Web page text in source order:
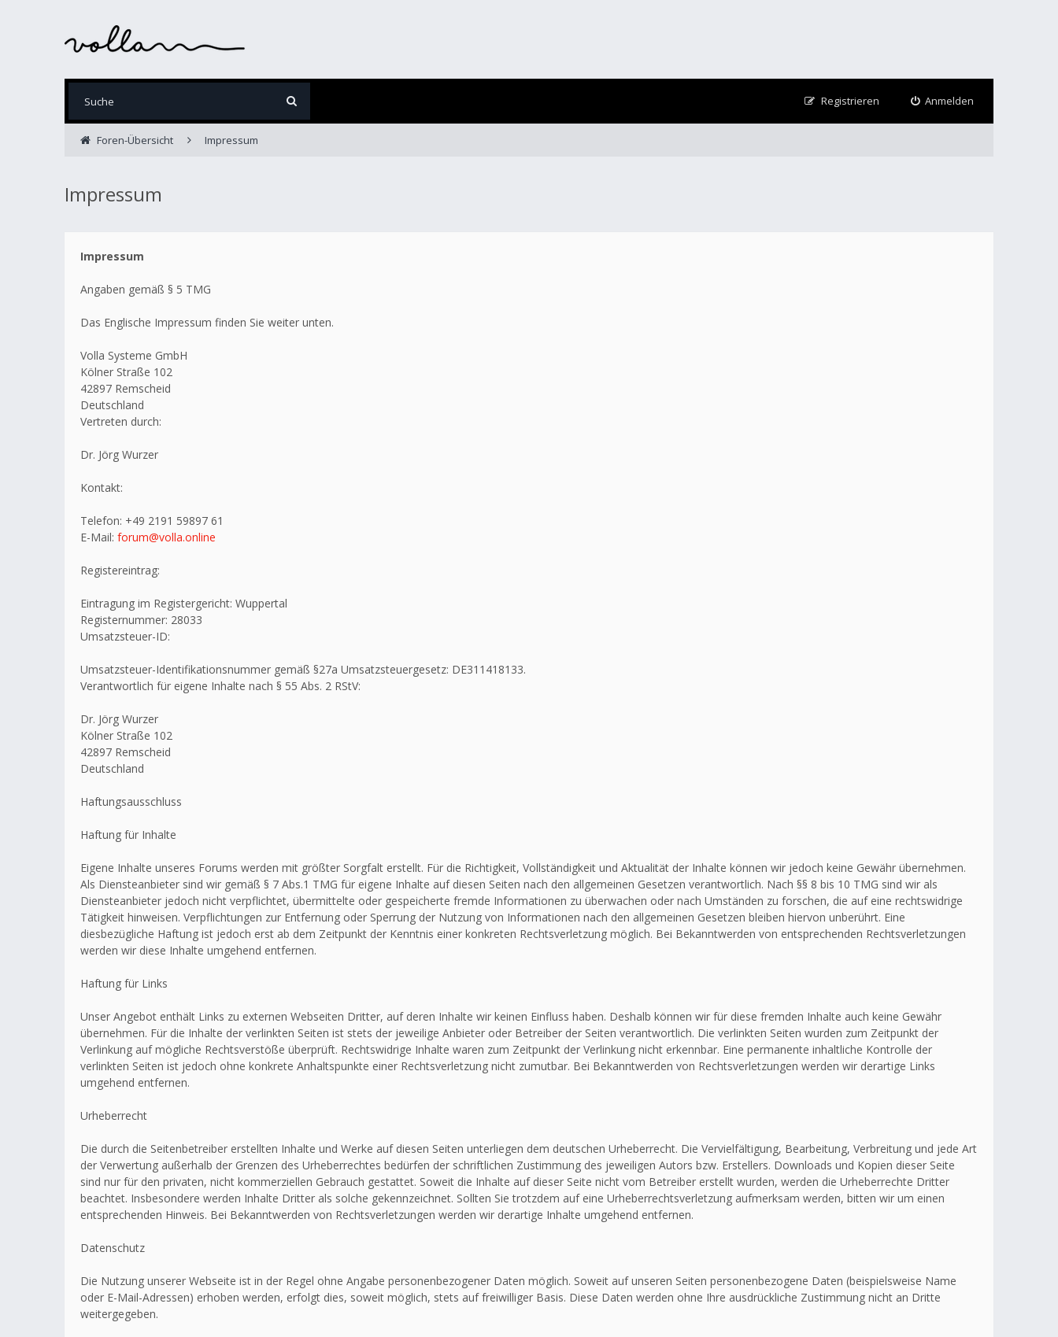
Anmelden
Registrieren
Foren-Übersicht Impressum
Impressum
Impressum
Angaben gemäß § 5 TMG
Das Englische Impressum finden Sie weiter unten.
Volla Systeme GmbH
Kölner Straße 102
42897 Remscheid
Deutschland
Vertreten durch:
Dr. Jörg Wurzer
Kontakt:
Telefon: +49 2191 59897 61
E-Mail: forum@volla.online
Registereintrag:
Eintragung im Registergericht: Wuppertal
Registernummer: 28033
Umsatzsteuer-ID:
Umsatzsteuer-Identifikationsnummer gemäß §27a Umsatzsteuergesetz: DE311418133.
Verantwortlich für eigene Inhalte nach § 55 Abs. 2 RStV:
Dr. Jörg Wurzer
Kölner Straße 102
42897 Remscheid
Deutschland
Haftungsausschluss
Haftung für Inhalte
Eigene Inhalte unseres Forums werden mit größter Sorgfalt erstellt. Für die Richtigkeit, Vollständigkeit und Aktualität der Inhalte können wir jedoch keine Gewähr übernehmen.
Als Diensteanbieter sind wir gemäß § 7 Abs.1 TMG für eigene Inhalte auf diesen Seiten nach den allgemeinen Gesetzen verantwortlich. Nach §§ 8 bis 10 TMG sind wir als
Diensteanbieter jedoch nicht verpflichtet, übermittelte oder gespeicherte fremde Informationen zu überwachen oder nach Umständen zu forschen, die auf eine rechtswidrige
Tätigkeit hinweisen. Verpflichtungen zur Entfernung oder Sperrung der Nutzung von Informationen nach den allgemeinen Gesetzen bleiben hiervon unberührt. Eine
diesbezügliche Haftung ist jedoch erst ab dem Zeitpunkt der Kenntnis einer konkreten Rechtsverletzung möglich. Bei Bekanntwerden von entsprechenden Rechtsverletzungen
werden wir diese Inhalte umgehend entfernen.
Haftung für Links
Unser Angebot enthält Links zu externen Webseiten Dritter, auf deren Inhalte wir keinen Einfluss haben. Deshalb können wir für diese fremden Inhalte auch keine Gewähr
übernehmen. Für die Inhalte der verlinkten Seiten ist stets der jeweilige Anbieter oder Betreiber der Seiten verantwortlich. Die verlinkten Seiten wurden zum Zeitpunkt der
Verlinkung auf mögliche Rechtsverstöße überprüft. Rechtswidrige Inhalte waren zum Zeitpunkt der Verlinkung nicht erkennbar. Eine permanente inhaltliche Kontrolle der
verlinkten Seiten ist jedoch ohne konkrete Anhaltspunkte einer Rechtsverletzung nicht zumutbar. Bei Bekanntwerden von Rechtsverletzungen werden wir derartige Links
umgehend entfernen.
Urheberrecht
Die durch die Seitenbetreiber erstellten Inhalte und Werke auf diesen Seiten unterliegen dem deutschen Urheberrecht. Die Vervielfältigung, Bearbeitung, Verbreitung und jede Art
der Verwertung außerhalb der Grenzen des Urheberrechtes bedürfen der schriftlichen Zustimmung des jeweiligen Autors bzw. Erstellers. Downloads und Kopien dieser Seite
sind nur für den privaten, nicht kommerziellen Gebrauch gestattet. Soweit die Inhalte auf dieser Seite nicht vom Betreiber erstellt wurden, werden die Urheberrechte Dritter
beachtet. Insbesondere werden Inhalte Dritter als solche gekennzeichnet. Sollten Sie trotzdem auf eine Urheberrechtsverletzung aufmerksam werden, bitten wir um einen
entsprechenden Hinweis. Bei Bekanntwerden von Rechtsverletzungen werden wir derartige Inhalte umgehend entfernen.
Datenschutz
Die Nutzung unserer Webseite ist in der Regel ohne Angabe personenbezogener Daten möglich. Soweit auf unseren Seiten personenbezogene Daten (beispielsweise Name
oder E-Mail-Adressen) erhoben werden, erfolgt dies, soweit möglich, stets auf freiwilliger Basis. Diese Daten werden ohne Ihre ausdrückliche Zustimmung nicht an Dritte
weitergegeben.